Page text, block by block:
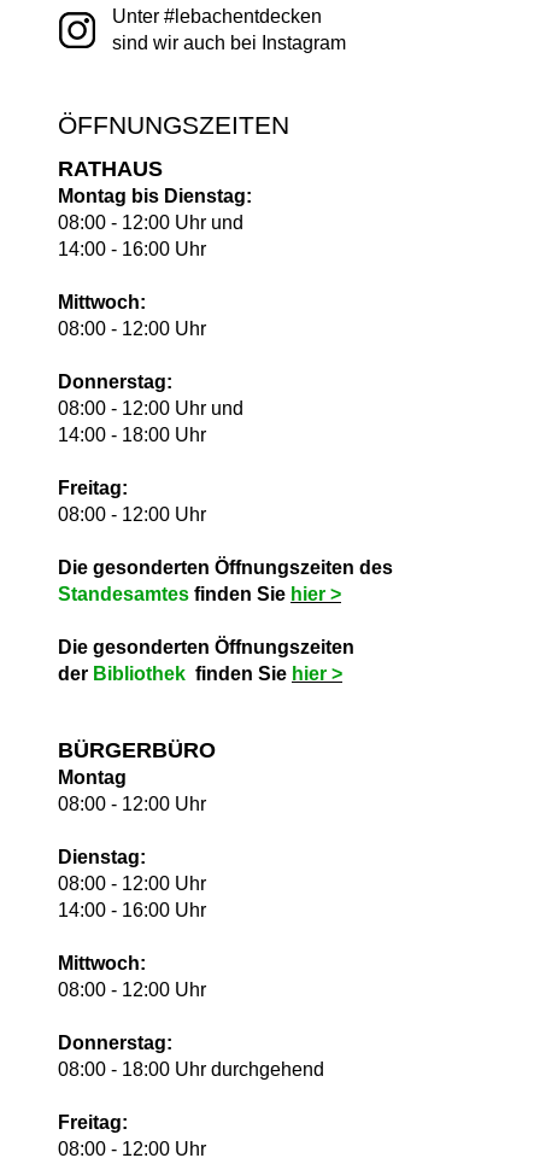
Unter #lebachentdecken
sind wir auch bei Instagram
ÖFFNUNGSZEITEN
RATHAUS
Montag bis Dienstag:
08:00 - 12:00 Uhr und
14:00 - 16:00 Uhr
Mittwoch:
08:00 - 12:00 Uhr
Donnerstag:
08:00 - 12:00 Uhr und
14:00 - 18:00 Uhr
Freitag:
08:00 - 12:00 Uhr
Die gesonderten Öffnungszeiten des
Standesamtes finden Sie hier >
Die gesonderten Öffnungszeiten
der Bibliothek finden Sie hier >
BÜRGERBÜRO
Montag
08:00 - 12:00 Uhr
Dienstag:
08:00 - 12:00 Uhr
14:00 - 16:00 Uhr
Mittwoch:
08:00 - 12:00 Uhr
Donnerstag:
08:00 - 18:00 Uhr durchgehend
Freitag:
08:00 - 12:00 Uhr